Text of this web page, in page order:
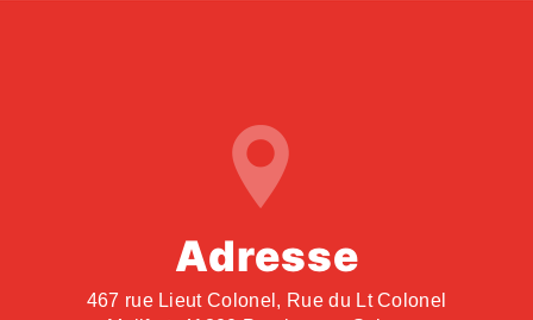
Adresse
467 rue Lieut Colonel, Rue du Lt Colonel